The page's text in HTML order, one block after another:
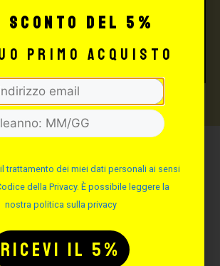
interessarti
anche:
sconto del 5%
primo acquisto
trattamento dei miei dati personali ai sensi
della Privacy. È possibile leggere la
nostra politica sulla privacy